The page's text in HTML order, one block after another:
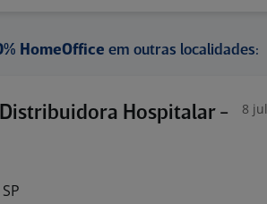
HomeOffice em outras localidades:
Distribuidora Hospitalar -
8 jul